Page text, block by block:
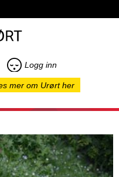
Logg inn
mer om Urørt her